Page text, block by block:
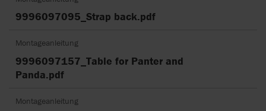
9996097095_Strap back.pdf
Montageanleitung
9996097157_Table for Panter and
Panda.pdf
Montageanleitung